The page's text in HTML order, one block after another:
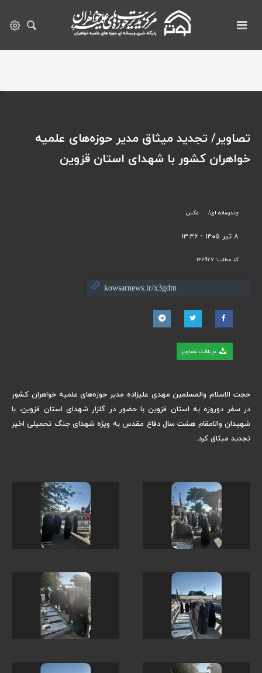
چندرسانه ای عکس
۸ تیر ۱۴۰۵ - ۱۳:۴۶
کد مطلب: 146967
دریافت تصاویر
تصاویر/ تجدید میثاق مدیر حوزه‌های علمیه
خواهران کشور با شهدای استان قزوین
حجت الاسلام والمسلمین مهدی علیزاده مدیر حوزه‌های علمیه خواهران کشور
در سفر دوروزه به استان قزوین با حضور در گلزار شهدای استان قزوین، با
شهیدان والامقام هشت سال دفاع مقدس به ویژه شهدای جنگ تحمیلی اخیر
تجدید میثاق کرد.